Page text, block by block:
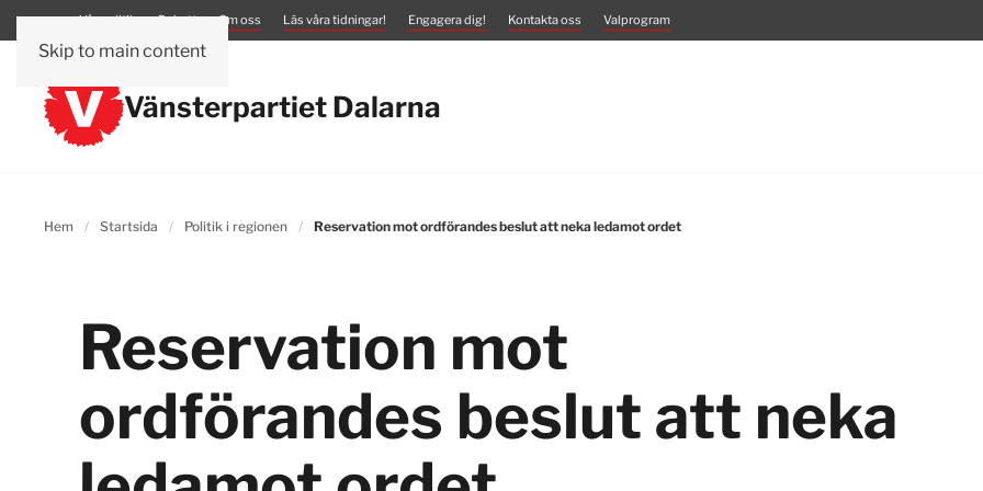
Skip to main content
Vår politik Debatt Om oss Läs våra tidningar! Engagera dig! Kontakta oss Valprogram
Vänsterpartiet Dalarna
Hem Startsida Politik i regionen Reservation mot ordförandes beslut att neka ledamot ordet
Reservation mot
ordförandes beslut att neka